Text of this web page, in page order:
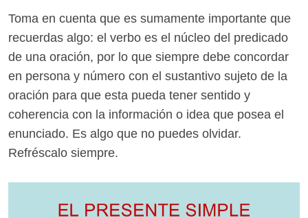
Toma en cuenta que es sumamente importante que
recuerdas algo: el verbo es el núcleo del predicado
de una oración, por lo que siempre debe concordar
en persona y número con el sustantivo sujeto de la
oración para que esta pueda tener sentido y
coherencia con la información o idea que posea el
enunciado. Es algo que no puedes olvidar.
Refréscalo siempre.